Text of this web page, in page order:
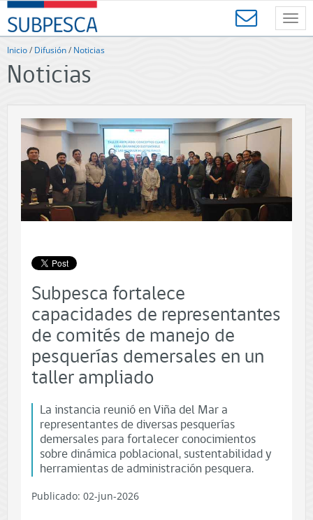
Contenido
principal
SUBPESCA
-
Subsecretaría
Pesca
y
Gobierno
Chile
Inicio/ Difusión/ Noticias
Noticias
Subpesca fortalece
capacidades de representantes
de comités de manejo de
pesquerías demersales en un
taller ampliado
La instancia reunió en Viña del Mar a
representantes de diversas pesquerías
demersales para fortalecer conocimientos
sobre dinámica poblacional, sustentabilidad y
herramientas de administración pesquera.
Publicado: 02-jun-2026